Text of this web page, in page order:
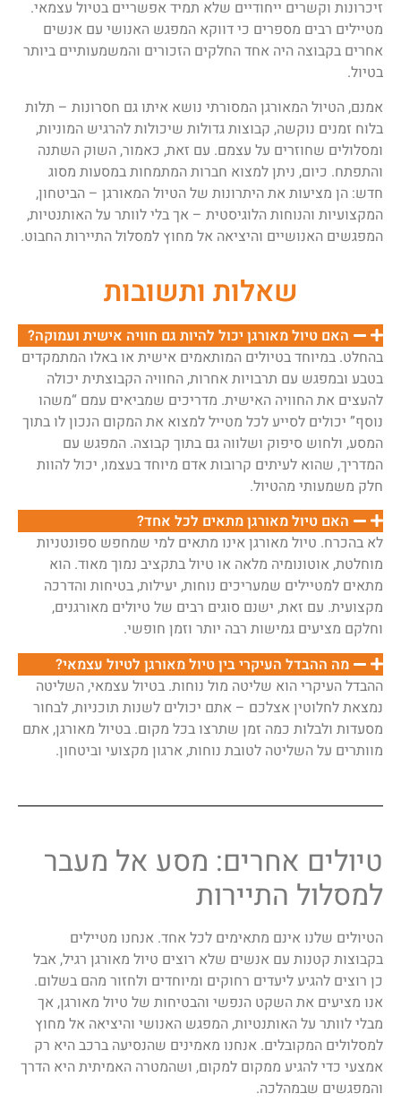
זיכרונות וקשרים ייחודיים שלא תמיד אפשריים בטיול עצמאי.
מטיילים רבים מספרים כי דווקא המפגש האנושי עם אנשים
אחרים בקבוצה היה אחד החלקים הזכורים והמשמעותיים ביותר
בטיול.
אמנם, הטיול המאורגן המסורתי נושא איתו גם חסרונות – תלות
בלוח זמנים נוקשה, קבוצות גדולות שיכולות להרגיש המוניות,
ומסלולים שחוזרים על עצמם. עם זאת, כאמור, השוק השתנה
והתפתח. כיום, ניתן למצוא חברות המתמחות במסעות מסוג
חדש: הן מציעות את היתרונות של הטיול המאורגן – הביטחון,
המקצועיות והנוחות הלוגיסטית – אך בלי לוותר על האותנטיות,
המפגשים האנושיים והיציאה אל מחוץ למסלול התיירות החבוט.
שאלות ותשובות
האם טיול מאורגן יכול להיות גם חוויה אישית ועמוקה?
בהחלט. במיוחד בטיולים המותאמים אישית או באלו המתמקדים
בטבע ובמפגש עם תרבויות אחרות, החוויה הקבוצתית יכולה
להעצים את החוויה האישית. מדריכים שמביאים עמם “משהו
נוסף” יכולים לסייע לכל מטייל למצוא את המקום הנכון לו בתוך
המסע, ולחוש סיפוק ושלווה גם בתוך קבוצה. המפגש עם
המדריך, שהוא לעיתים קרובות אדם מיוחד בעצמו, יכול להוות
חלק משמעותי מהטיול.
האם טיול מאורגן מתאים לכל אחד?
לא בהכרח. טיול מאורגן אינו מתאים למי שמחפש ספונטניות
מוחלטת, אוטונומיה מלאה או טיול בתקציב נמוך מאוד. הוא
מתאים למטיילים שמעריכים נוחות, יעילות, בטיחות והדרכה
מקצועית. עם זאת, ישנם סוגים רבים של טיולים מאורגנים,
וחלקם מציעים גמישות רבה יותר וזמן חופשי.
מה ההבדל העיקרי בין טיול מאורגן לטיול עצמאי?
ההבדל העיקרי הוא שליטה מול נוחות. בטיול עצמאי, השליטה
נמצאת לחלוטין אצלכם – אתם יכולים לשנות תוכניות, לבחור
מסעדות ולבלות כמה זמן שתרצו בכל מקום. בטיול מאורגן, אתם
מוותרים על השליטה לטובת נוחות, ארגון מקצועי וביטחון.
טיולים אחרים: מסע אל מעבר
למסלול התיירות
הטיולים שלנו אינם מתאימים לכל אחד. אנחנו מטיילים
בקבוצות קטנות עם אנשים שלא רוצים טיול מאורגן רגיל, אבל
כן רוצים להגיע ליעדים רחוקים ומיוחדים ולחזור מהם בשלום.
אנו מציעים את השקט הנפשי והבטיחות של טיול מאורגן, אך
מבלי לוותר על האותנטיות, המפגש האנושי והיציאה אל מחוץ
למסלולים המקובלים. אנחנו מאמינים שהנסיעה ברכב היא רק
אמצעי כדי להגיע ממקום למקום, ושהמטרה האמיתית היא הדרך
והמפגשים שבמהלכה.